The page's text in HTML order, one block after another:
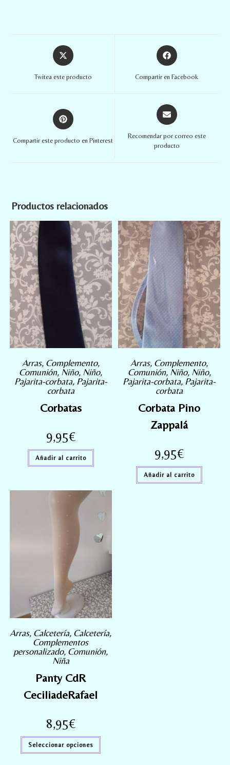
Twitea este producto Compartir en Facebook
Compartir este producto en Pinterest
Recomendar por correo este
producto
Productos relacionados
Arras, Complemento,
Comunión, Niño, Niño,
Pajarita-corbata, Pajarita-
corbata
Corbatas
9,95€
Añadir al carrito
Arras, Complemento,
Comunión, Niño, Niño,
Pajarita-corbata, Pajarita-
corbata
Corbata Pino
Zappalá
9,95€
Añadir al carrito
Arras, Calcetería, Calcetería,
Complementos
personalizado, Comunión,
Niña
Panty CdR
CeciliadeRafael
8,95€
Seleccionar opciones